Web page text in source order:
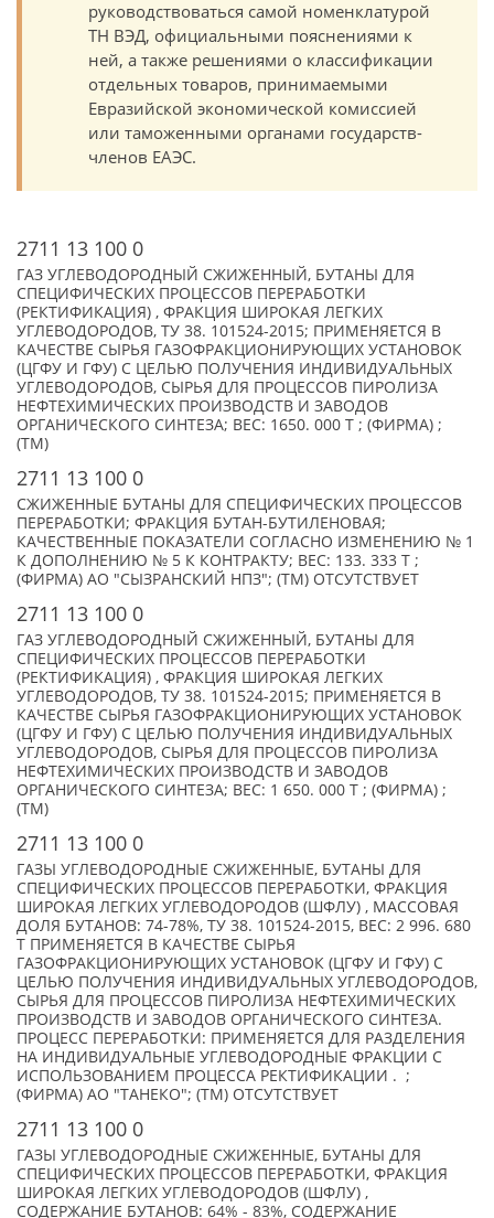
руководствоваться самой номенклатурой
ТН ВЭД, официальными пояснениями к
ней, а также решениями о классификации
отдельных товаров, принимаемыми
Евразийской экономической комиссией
или таможенными органами государств-
членов ЕАЭС.
2711 13 100 0
ГАЗ УГЛЕВОДОРОДНЫЙ СЖИЖЕННЫЙ, БУТАНЫ ДЛЯ
СПЕЦИФИЧЕСКИХ ПРОЦЕССОВ ПЕРЕРАБОТКИ
(РЕКТИФИКАЦИЯ) , ФРАКЦИЯ ШИРОКАЯ ЛЕГКИХ
УГЛЕВОДОРОДОВ, ТУ 38. 101524-2015; ПРИМЕНЯЕТСЯ В
КАЧЕСТВЕ СЫРЬЯ ГАЗОФРАКЦИОНИРУЮЩИХ УСТАНОВОК
(ЦГФУ И ГФУ) С ЦЕЛЬЮ ПОЛУЧЕНИЯ ИНДИВИДУАЛЬНЫХ
УГЛЕВОДОРОДОВ, СЫРЬЯ ДЛЯ ПРОЦЕССОВ ПИРОЛИЗА
НЕФТЕХИМИЧЕСКИХ ПРОИЗВОДСТВ И ЗАВОДОВ
ОРГАНИЧЕСКОГО СИНТЕЗА; ВЕС: 1650. 000 Т ; (ФИРМА) ;
(TM)
2711 13 100 0
СЖИЖЕННЫЕ БУТАНЫ ДЛЯ СПЕЦИФИЧЕСКИХ ПРОЦЕССОВ
ПЕРЕРАБОТКИ; ФРАКЦИЯ БУТАН-БУТИЛЕНОВАЯ;
КАЧЕСТВЕННЫЕ ПОКАЗАТЕЛИ СОГЛАСНО ИЗМЕНЕНИЮ № 1
К ДОПОЛНЕНИЮ № 5 К КОНТРАКТУ; ВЕС: 133. 333 Т ;
(ФИРМА) АО "СЫЗРАНСКИЙ НПЗ"; (TM) ОТСУТСТВУЕТ
2711 13 100 0
ГАЗ УГЛЕВОДОРОДНЫЙ СЖИЖЕННЫЙ, БУТАНЫ ДЛЯ
СПЕЦИФИЧЕСКИХ ПРОЦЕССОВ ПЕРЕРАБОТКИ
(РЕКТИФИКАЦИЯ) , ФРАКЦИЯ ШИРОКАЯ ЛЕГКИХ
УГЛЕВОДОРОДОВ, ТУ 38. 101524-2015; ПРИМЕНЯЕТСЯ В
КАЧЕСТВЕ СЫРЬЯ ГАЗОФРАКЦИОНИРУЮЩИХ УСТАНОВОК
(ЦГФУ И ГФУ) С ЦЕЛЬЮ ПОЛУЧЕНИЯ ИНДИВИДУАЛЬНЫХ
УГЛЕВОДОРОДОВ, СЫРЬЯ ДЛЯ ПРОЦЕССОВ ПИРОЛИЗА
НЕФТЕХИМИЧЕСКИХ ПРОИЗВОДСТВ И ЗАВОДОВ
ОРГАНИЧЕСКОГО СИНТЕЗА; ВЕС: 1 650. 000 Т ; (ФИРМА) ;
(TM)
2711 13 100 0
ГАЗЫ УГЛЕВОДОРОДНЫЕ СЖИЖЕННЫЕ, БУТАНЫ ДЛЯ
СПЕЦИФИЧЕСКИХ ПРОЦЕССОВ ПЕРЕРАБОТКИ, ФРАКЦИЯ
ШИРОКАЯ ЛЕГКИХ УГЛЕВОДОРОДОВ (ШФЛУ) , МАССОВАЯ
ДОЛЯ БУТАНОВ: 74-78%, ТУ 38. 101524-2015, ВЕС: 2 996. 680
Т ПРИМЕНЯЕТСЯ В КАЧЕСТВЕ СЫРЬЯ
ГАЗОФРАКЦИОНИРУЮЩИХ УСТАНОВОК (ЦГФУ И ГФУ) С
ЦЕЛЬЮ ПОЛУЧЕНИЯ ИНДИВИДУАЛЬНЫХ УГЛЕВОДОРОДОВ,
СЫРЬЯ ДЛЯ ПРОЦЕССОВ ПИРОЛИЗА НЕФТЕХИМИЧЕСКИХ
ПРОИЗВОДСТВ И ЗАВОДОВ ОРГАНИЧЕСКОГО СИНТЕЗА.
ПРОЦЕСС ПЕРЕРАБОТКИ: ПРИМЕНЯЕТСЯ ДЛЯ РАЗДЕЛЕНИЯ
НА ИНДИВИДУАЛЬНЫЕ УГЛЕВОДОРОДНЫЕ ФРАКЦИИ С
ИСПОЛЬЗОВАНИЕМ ПРОЦЕССА РЕКТИФИКАЦИИ . ;
(ФИРМА) АО "ТАНЕКО"; (TM) ОТСУТСТВУЕТ
2711 13 100 0
ГАЗЫ УГЛЕВОДОРОДНЫЕ СЖИЖЕННЫЕ, БУТАНЫ ДЛЯ
СПЕЦИФИЧЕСКИХ ПРОЦЕССОВ ПЕРЕРАБОТКИ, ФРАКЦИЯ
ШИРОКАЯ ЛЕГКИХ УГЛЕВОДОРОДОВ (ШФЛУ) ,
СОДЕРЖАНИЕ БУТАНОВ: 64% - 83%, СОДЕРЖАНИЕ